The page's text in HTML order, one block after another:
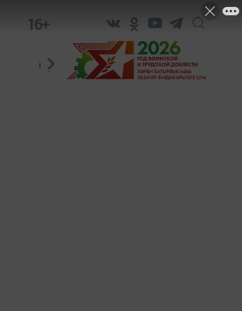
16+
Сүз тарихы Яшь хәбәрче